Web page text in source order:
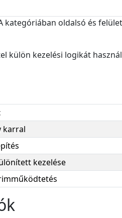
oldalsó és
külön kezelési logikát
karral
kezelése